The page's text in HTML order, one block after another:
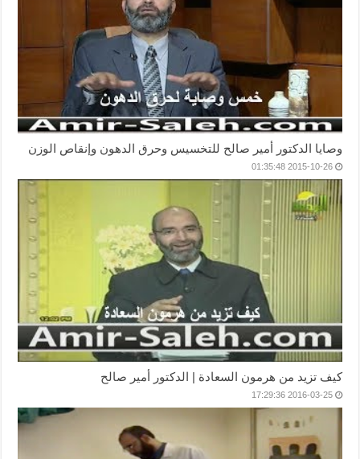
وصايا الدكتور أمير صالح للتخسيس وحرق الدهون وإنقاص الوزن
2015-10-26 01:35:48
كيف تزيد من هرمون السعادة | الدكتور أمير صالح
2016-03-25 17:29:36